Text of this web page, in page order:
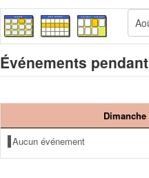
Événements pendant
Dimanche
Aucun événement